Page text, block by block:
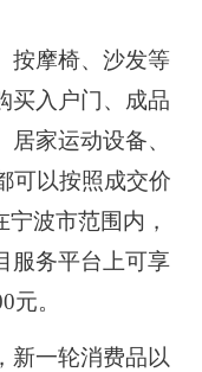
摩椅、沙发等
买入户门、成品
家运动设备、
可以按照成交价
波市范围内，
服务平台上可享
元。
一轮消费品以